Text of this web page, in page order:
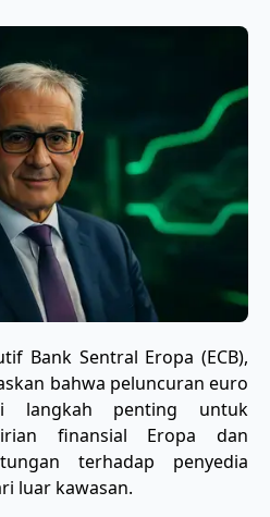
Bank Sentral Eropa (ECB),
bahwa peluncuran euro
langkah penting untuk
finansial Eropa dan
terhadap penyedia
luar kawasan.